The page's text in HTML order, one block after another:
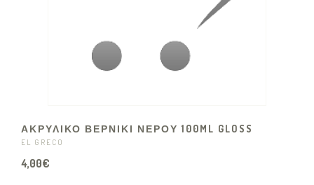
ΑΚΡΥΛΙΚΟ ΒΕΡΝΙΚΙ ΝΕΡΟΥ 100ML GLOSS
EL GRECO
4,00€